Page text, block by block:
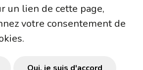
un lien de cette page,
votre consentement de